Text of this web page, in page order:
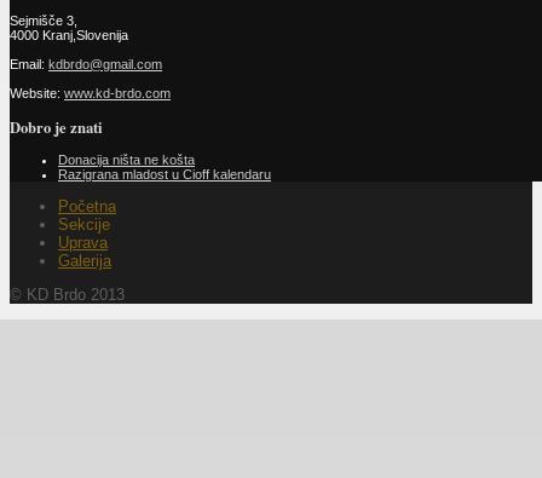
Sejmišče 3,
4000 Kranj,Slovenija
Email: kdbrdo@gmail.com
Website: www.kd-brdo.com
Dobro je znati
Donacija ništa ne košta
Razigrana mladost u Cioff kalendaru
Početna
Sekcije
Uprava
Galerija
© KD Brdo 2013